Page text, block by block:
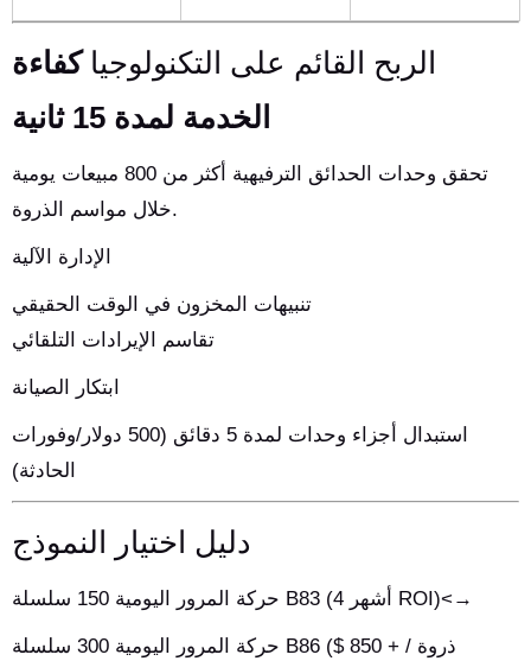
الربح القائم على التكنولوجياكفاءة
الخدمة لمدة 15 ثانية
تحقق وحدات الحدائق الترفيهية أكثر من 800 مبيعات يومية
خلال مواسم الذروة.
الإدارة الآلية
تنبيهات المخزون في الوقت الحقيقي
تقاسم الإيرادات التلقائي
ابتكار الصيانة
استبدال أجزاء وحدات لمدة 5 دقائق (500 دولار/وفورات
الحادثة)
دليل اختيار النموذج
حركة المرور اليومية 150 سلسلة B83 (4 أشهر ROI)<→
حركة المرور اليومية 300 سلسلة B86 ($ 850 + / ذروة